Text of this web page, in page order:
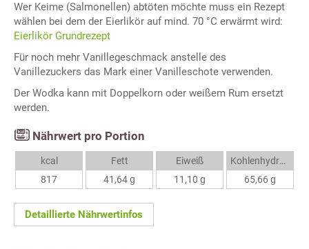
Wer Keime (Salmonellen) abtöten möchte muss ein Rezept
wählen bei dem der Eierlikör auf mind. 70 °C erwärmt wird:
Eierlikör Grundrezept
Für noch mehr Vanillegeschmack anstelle des
Vanillezuckers das Mark einer Vanilleschote verwenden.
Der Wodka kann mit Doppelkorn oder weißem Rum ersetzt
werden.
Nährwert pro Portion
kcal
817
Fett
41,64 g
Eiweiß
11,10 g
Kohlenhydrate
65,66 g
Detaillierte Nährwertinfos